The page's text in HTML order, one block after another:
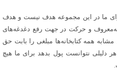
برای ما در این مجموعه هدف نیست و هدف
و حرکت در جهت رفع دغدغه‌های
همه کتابخانه‌ها مبلغی را بابت حق
دلیلی نتوانست پول بدهد برای ما هیچ